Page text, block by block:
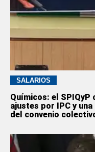
SALARIOS
Químicos: el
ajustes por IPC y
del convenio